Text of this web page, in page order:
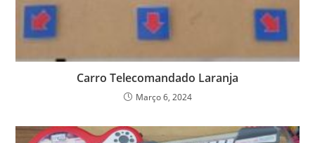
Carro Telecomandado Laranja
Março 6, 2024